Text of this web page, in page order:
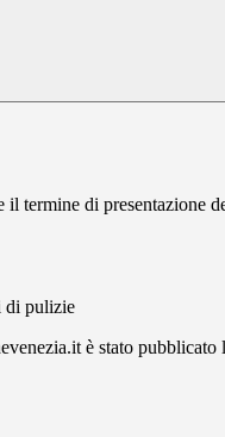
termine di
di pulizie
è stato